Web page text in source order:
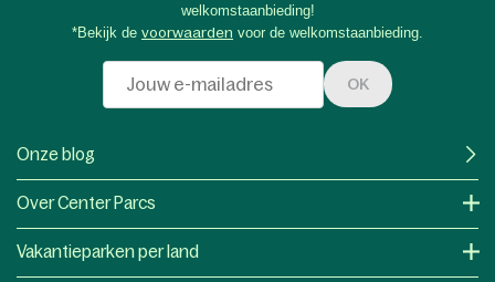
welkomstaanbieding!
*Bekijk de voorwaarden voor de welkomstaanbieding.
OK
Onze blog
Over Center Parcs
Vakantieparken per land